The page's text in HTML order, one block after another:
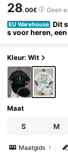
28.00€ Geen
EU Warehouse Dit
s voor heren,
Kleur: Wit
Maat
S M
Maatgids